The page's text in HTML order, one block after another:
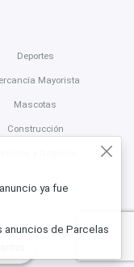
ya fue
anuncios de Parcelas
Deportes
Mayorista
Mascotas
Construcción